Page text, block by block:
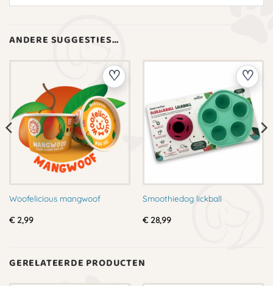
ANDERE SUGGESTIES…
Woofelicious mangwoof
€2,99
Smoothiedog lickball
€28,99
GERELATEERDE PRODUCTEN